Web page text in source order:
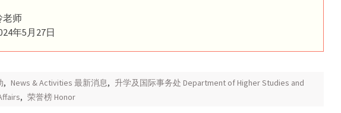
老师
年5月27日
, News & Activities 最新消息, 升学及国际事务处 Department of Higher Studies and
, 荣誉榜 Honor